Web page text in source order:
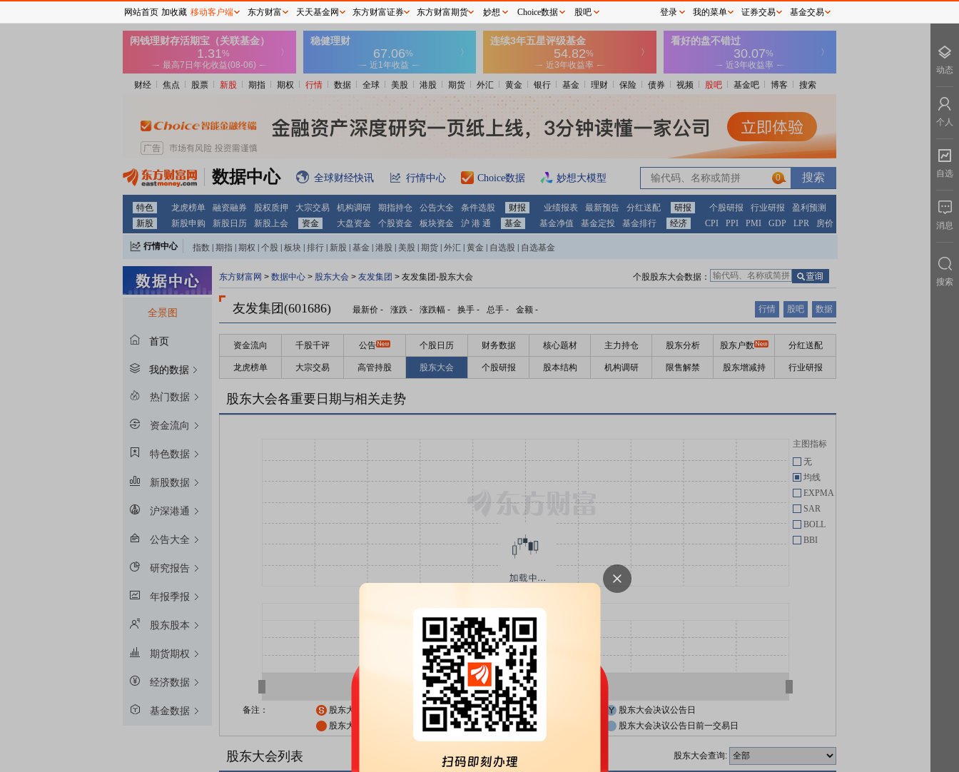
财经 焦点 股票 新股 期指 期权 行情 数据 全球 美股 港股 期货 外汇 黄金 银行 基金 理财 保险 债券 视频 股吧 基金吧 博客 搜索
数据中心 全球财经快讯 行情中心 Choice数据 妙想大模型 0
特色 龙虎榜单 融资融券 股权质押 大宗交易 机构调研 期指持仓 公告大全 条件选股 财报 业绩报表 最新预告 分红送配 研报 个股研报 行业研报
盈利预测
新股
新股申购 新股日历 新股上会 资金 大盘资金 个股资金 板块资金 沪 港 通 基金 基金净值 基金定投 基金排行 经济 CPI PPI PMI GDP LPR 房价
行情中心 指数 期指 期权 个股 板块 排行 新股 基金 港股 美股 期货 外汇 黄金 自选股 自选基金
全景图
首页
我的数据
热门数据
资金流向
特色数据
新股数据
沪深港通
公告大全
研究报告
年报季报
股东股本
期货期权
经济数据
基金数据
东方财富网 > 数据中心 > 股东大会 > 友发集团 > 友发集团-股东大会 个股股东大会数据：
友发集团(601686) 最新价 - 涨跌 - 涨跌幅 - 换手 - 总手 - 金额 - 行情 股吧 数据
资金流向 千股千评 公告 个股日历 财务数据 核心题材 主力持仓 股东分析 股东户数 分红送配
龙虎榜单 大宗交易 高管持股 股东大会 个股研报 股本结构 机构调研 限售解禁 股东增减持 行业研报
股东大会各重要日期与相关走势
主图指标
无
均线
EXPMA
SAR
BOLL
BBI
备注： 股东大会公告日 股东大会召开日
股东大会决议公告日
股东大会公告日前一交易日
股东大会召开日前一交易日 股东大会决议公告日前一交易日
股东大会列表 股东大会查询:
网站首页 加收藏 移动客户端 东方财富 天天基金网 东方财富证券 东方财富期货 妙想 Choice数据 股吧 登录 我的菜单 证券交易 基金交易
动态
个人
自选
消息
搜索